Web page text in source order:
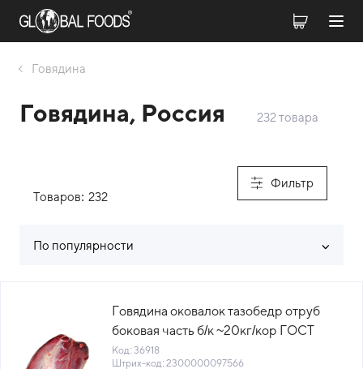
Говядина
Говядина, Россия 232 товара
Фильтр
Товаров: 232
По популярности
Говядина оковалок тазобедр отруб
боковая часть б/к ~20кг/кор ГОСТ
Вариант Россия (КОР) (КОД 36918)
Код: 36918
Штрих-код: 2300000097566